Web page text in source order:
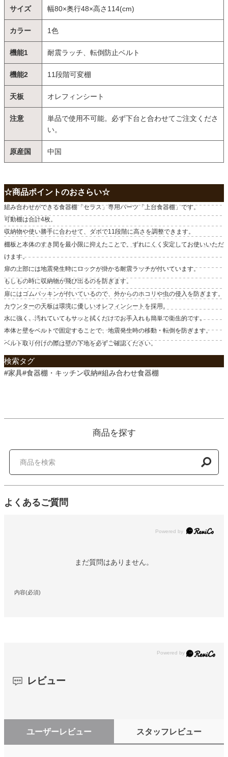
サイズ 幅80×奥行48×高さ114(cm)
カラー 1色
機能1 耐震ラッチ、転倒防止ベルト
機能2 11段階可変棚
天板 オレフィンシート
注意
単品で使用不可能。必ず下台と合わせてご注文くださ
い。
原産国 中国
☆商品ポイントのおさらい☆
組み合わせができる食器棚「セラス」専用パーツ「上台食器棚」です。
可動棚は合計4枚。
収納物や使い勝手に合わせて、ダボで11段階に高さを調整できます。
棚板と本体のすき間を最小限に抑えたことで、ずれにくく安定してお使いいただ
けます。
扉の上部には地震発生時にロックが掛かる耐震ラッチが付いています。
もしもの時に収納物が飛び出るのを防ぎます。
扉にはゴムパッキンが付いているので、外からのホコリや虫の侵入を防ぎます。
カウンターの天板は環境に優しいオレフィンシートを採用。
水に強く、汚れていてもサッと拭くだけでお手入れも簡単で衛生的です。
本体と壁をベルトで固定することで、地震発生時の移動・転倒を防ぎます。
ベルト取り付けの際は壁の下地を必ずご確認ください。
検索タグ
#家具#食器棚・キッチン収納#組み合わせ食器棚
商品を探す
よくあるご質問
Powered by
まだ質問はありません。
内容(必須)
レビュー
ユーザーレビュー スタッフレビュー